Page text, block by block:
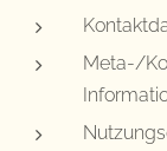
Meta-/